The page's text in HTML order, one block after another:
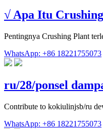
√ Apa Itu
Pentingnya Crushing Plant
WhatsApp: +86 18221755073
ru/28/ponsel
Contribute to kokiulinjsb/ru
WhatsApp: +86 18221755073